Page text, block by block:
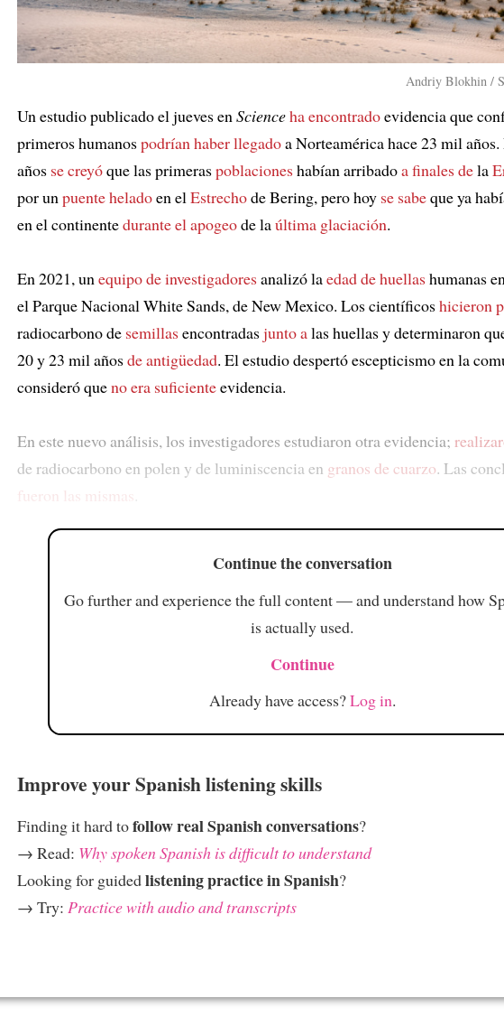
Andriy Blokhin /
Un estudio publicado el jueves enScienceha encontradoevidencia que
primeros humanospodrían haber llegadoa Norteamérica hace 23 mil
años se creyóque las primeraspoblacioneshabían arribadoa finales dela
por unpuente heladoen elEstrechode Bering, pero hoy se sabeque ya
en el continentedurante el apogeode laúltima glaciación.
En 2021, unequipo de investigadoresanalizó laedad de huellashumanas
el Parque Nacional White Sands, de New Mexico. Los científicoshicieron
radiocarbono de semillasencontradasjunto alas huellas y determinaron
20 y 23 mil añosde antigüedad. El estudio despertó escepticismo en la
consideró queno era suficienteevidencia.
En este nuevo análisis, los investigadores estudiaron otra evidencia;
de radiocarbono en polen y de luminiscencia en granos de cuarzo. Las
fueron las mismas
Continue the conversation
Go further and experience the full content — and understand how
is actually used.
Continue
Already have access?Log in.
Improve your Spanish listening skills
Finding it hard tofollow real Spanish conversations?
→ Read: Why spoken Spanish is difficult to understand
Looking for guidedlistening practice in Spanish?
→ Try: Practice with audio and transcripts